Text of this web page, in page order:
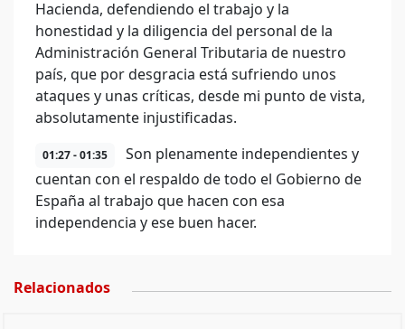
Hacienda, defendiendo el trabajo y la
honestidad y la diligencia del personal de la
Administración General Tributaria de nuestro
país, que por desgracia está sufriendo unos
ataques y unas críticas, desde mi punto de vista,
absolutamente injustificadas.
01:27 - 01:35
Son plenamente independientes y
cuentan con el respaldo de todo el Gobierno de
España al trabajo que hacen con esa
independencia y ese buen hacer.
Relacionados